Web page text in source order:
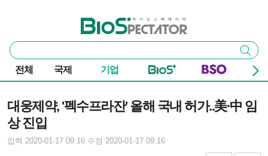
바이오스펙테이터
통
합
검
색
검색
전체 국제 기업
대웅제약, '펙수프라잔' 올해 국내 허가..美·中 임
상 진입
입력 2020-01-17 09:16 수정 2020-01-17 09:16